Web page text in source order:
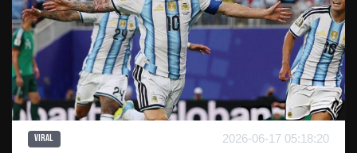
Viral 2026-06-17 05:18:20